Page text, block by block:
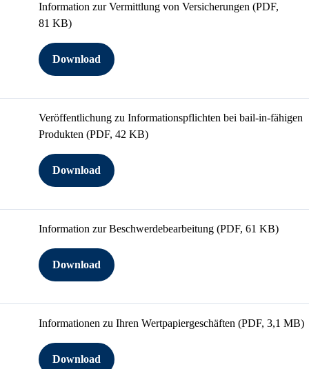
Information zur Vermittlung von Versicherungen (PDF,
81 KB)
Download
Veröffentlichung zu Informationspflichten bei bail-in-fähigen
Produkten (PDF, 42 KB)
Download
Information zur Beschwerdebearbeitung (PDF, 61 KB)
Download
Informationen zu Ihren Wertpapiergeschäften (PDF, 3,1 MB)
Download